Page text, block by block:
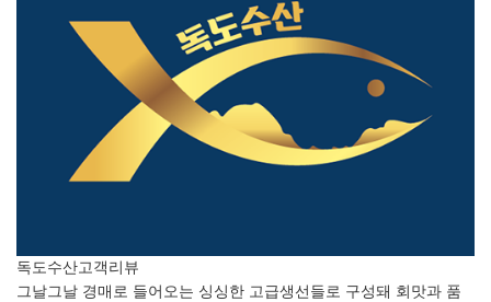
독도수산고객리뷰
그날그날 경매로 들어오는 싱싱한 고급생선들로 구성돼 회맛과 품